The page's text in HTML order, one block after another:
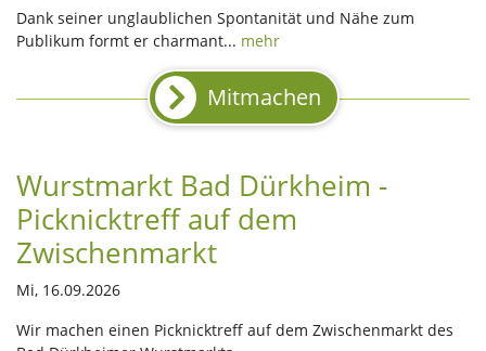
Dank seiner unglaublichen Spontanität und Nähe zum
Publikum formt er charmant... mehr
Mitmachen
Wurstmarkt Bad Dürkheim -
Picknicktreff auf dem
Zwischenmarkt
Mi, 16.09.2026
Wir machen einen Picknicktreff auf dem Zwischenmarkt des